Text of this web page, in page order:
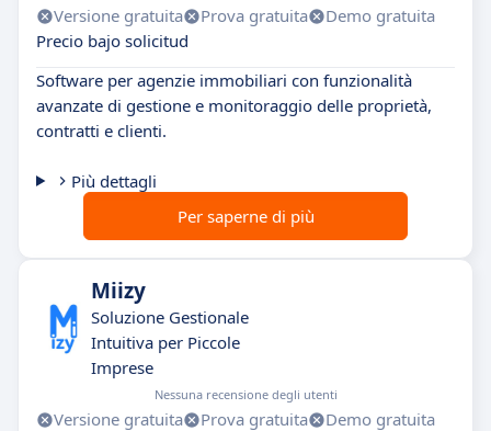
Versione gratuita Prova gratuita
Demo gratuita
Precio bajo solicitud
Software per agenzie immobiliari con funzionalità
avanzate di gestione e monitoraggio delle proprietà,
contratti e clienti.
Più dettagli
Per saperne di più
Miizy
Soluzione Gestionale
Intuitiva per Piccole
Imprese
Nessuna recensione degli utenti
Versione gratuita Prova gratuita
Demo gratuita